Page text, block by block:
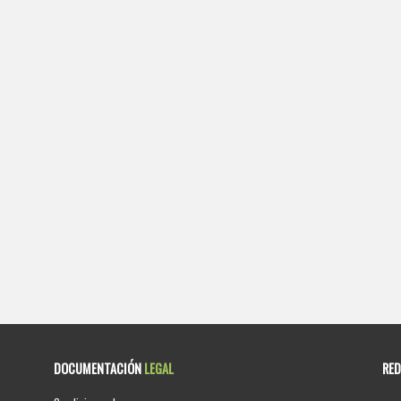
DOCUMENTACIÓNLEGAL